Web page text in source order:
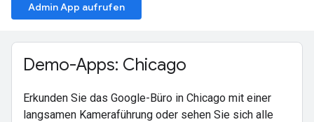
Admin App aufrufen
Demo-Apps: Chicago
Erkunden Sie das Google-Büro in Chicago mit einer
langsamen Kameraführung oder sehen Sie sich alle